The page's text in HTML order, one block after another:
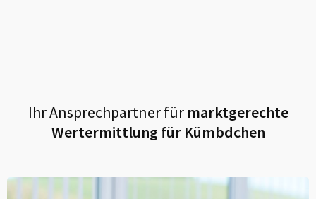
Ihr Ansprechpartner fürmarktgerechte
Wertermittlung für Kümbdchen